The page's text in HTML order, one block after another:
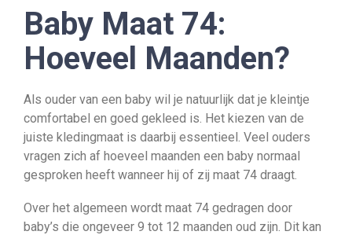
Baby Maat 74:
Hoeveel Maanden?
Als ouder van een baby wil je natuurlijk dat je kleintje
comfortabel en goed gekleed is. Het kiezen van de
juiste kledingmaat is daarbij essentieel. Veel ouders
vragen zich af hoeveel maanden een baby normaal
gesproken heeft wanneer hij of zij maat 74 draagt.
Over het algemeen wordt maat 74 gedragen door
baby’s die ongeveer 9 tot 12 maanden oud zijn. Dit kan